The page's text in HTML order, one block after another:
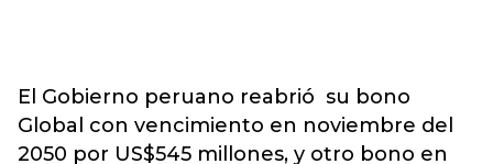
El Gobierno peruano reabrió su bono
Global con vencimiento en noviembre del
2050 por US$545 millones, y otro bono en